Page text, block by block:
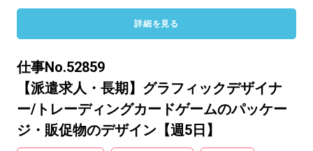
詳細を見る
仕事No.52859
【派遣求人・長期】グラフィックデザイナ
ー/トレーディングカードゲームのパッケー
ジ・販促物のデザイン【週5日】